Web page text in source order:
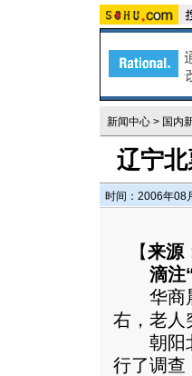
新闻中心 > 国内
辽宁
时间：2006年08
【来源
滴注“
华商晨
右，老人
朝阳北
行了调查